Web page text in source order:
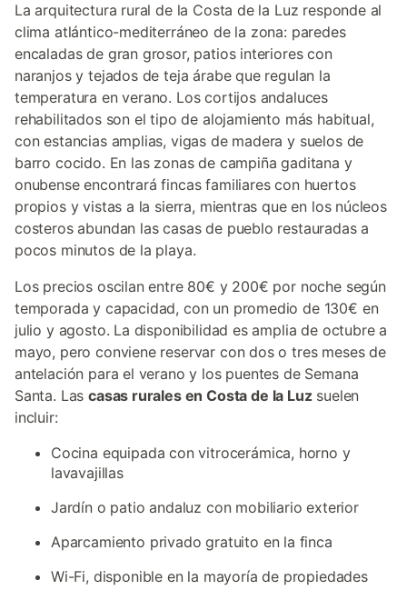
La arquitectura rural de la Costa de la Luz responde al
clima atlántico-mediterráneo de la zona: paredes
encaladas de gran grosor, patios interiores con
naranjos y tejados de teja árabe que regulan la
temperatura en verano. Los cortijos andaluces
rehabilitados son el tipo de alojamiento más habitual,
con estancias amplias, vigas de madera y suelos de
barro cocido. En las zonas de campiña gaditana y
onubense encontrará fincas familiares con huertos
propios y vistas a la sierra, mientras que en los núcleos
costeros abundan las casas de pueblo restauradas a
pocos minutos de la playa.
Los precios oscilan entre 80€ y 200€ por noche según
temporada y capacidad, con un promedio de 130€ en
julio y agosto. La disponibilidad es amplia de octubre a
mayo, pero conviene reservar con dos o tres meses de
antelación para el verano y los puentes de Semana
Santa. Lascasas rurales en Costa de la Luzsuelen
incluir:
Cocina equipada con vitrocerámica, horno y
lavavajillas
Jardín o patio andaluz con mobiliario exterior
Aparcamiento privado gratuito en la finca
Wi-Fi, disponible en la mayoría de propiedades